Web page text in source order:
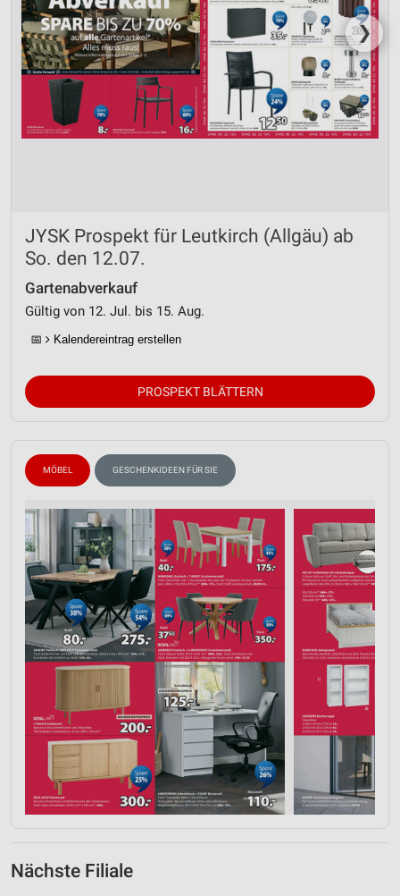
❯
JYSK Prospekt für Leutkirch (Allgäu) ab
So. den 12.07.
Gartenabverkauf
Gültig von 12. Jul. bis 15. Aug.
📅 Kalendereintrag erstellen
PROSPEKT BLÄTTERN
MÖBEL GESCHENKIDEEN FÜR SIE
Nächste Filiale